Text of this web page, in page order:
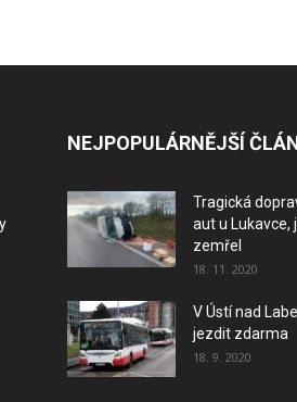
NEJPOPULÁRNĚJŠÍ
Tragická
aut u Lukavce,
zemřel
18. 11. 2020
V Ústí nad
jezdit zdarma
18. 9. 2020